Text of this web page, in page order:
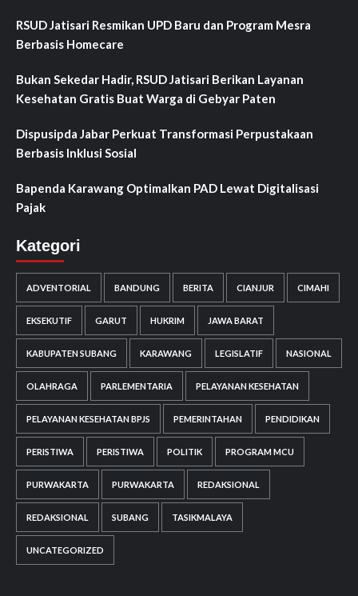
RSUD Jatisari Resmikan UPD Baru dan Program Mesra
Berbasis Homecare
Bukan Sekedar Hadir, RSUD Jatisari Berikan Layanan
Kesehatan Gratis Buat Warga di Gebyar Paten
Dispusipda Jabar Perkuat Transformasi Perpustakaan
Berbasis Inklusi Sosial
Bapenda Karawang Optimalkan PAD Lewat Digitalisasi
Pajak
Kategori
ADVENTORIAL BANDUNG BERITA CIANJUR CIMAHI
EKSEKUTIF GARUT HUKRIM JAWA BARAT
KABUPATEN SUBANG KARAWANG LEGISLATIF NASIONAL
OLAHRAGA PARLEMENTARIA PELAYANAN KESEHATAN
PELAYANAN KESEHATAN BPJS PEMERINTAHAN PENDIDIKAN
PERISTIWA PERISTIWA POLITIK PROGRAM MCU
PURWAKARTA PURWAKARTA REDAKSIONAL
REDAKSIONAL SUBANG TASIKMALAYA
UNCATEGORIZED